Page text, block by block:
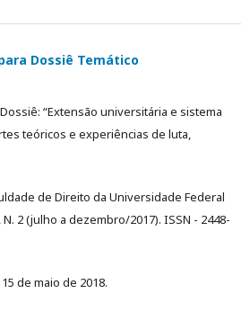
Dossiê Temático
“Extensão universitária e sistema
teóricos e experiências de luta,
de Direito da Universidade Federal
N. 2 (julho a dezembro/2017). ISSN - 2448-
de maio de 2018.